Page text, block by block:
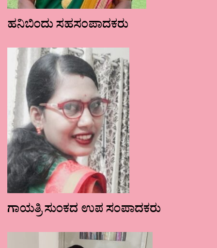
ಹನಿಬಿಂದು ಸಹಸಂಪಾದಕರು
ಗಾಯತ್ರಿ ಸುಂಕದ ಉಪ ಸಂಪಾದಕರು